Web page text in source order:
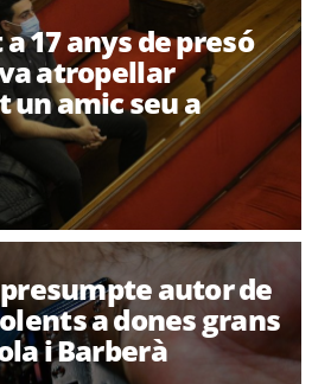
17 anys de presó
atropellar
amic seu a
autor de
a dones grans
i Barberà